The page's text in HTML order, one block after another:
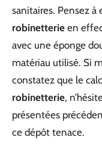
sanitaires. Pensez
robinetterie en
avec une éponge
matériau utilisé. Si
constatez que le
robinetterie,
présentées
ce dépôt tenace.